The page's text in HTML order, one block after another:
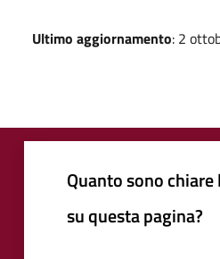
Ultimo aggiornamento: 2
Quanto sono
su questa pagina?